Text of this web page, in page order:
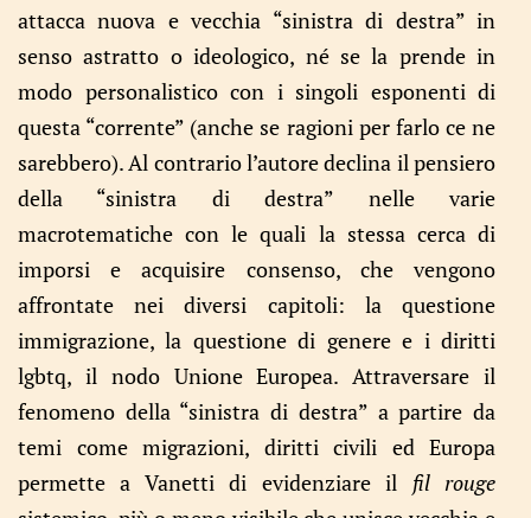
attacca nuova e vecchia “sinistra di destra” in
senso astratto o ideologico, né se la prende in
modo personalistico con i singoli esponenti di
questa “corrente” (anche se ragioni per farlo ce ne
sarebbero). Al contrario l’autore declina il pensiero
della “sinistra di destra” nelle varie
macrotematiche con le quali la stessa cerca di
imporsi e acquisire consenso, che vengono
affrontate nei diversi capitoli: la questione
immigrazione, la questione di genere e i diritti
lgbtq, il nodo Unione Europea. Attraversare il
fenomeno della “sinistra di destra” a partire da
temi come migrazioni, diritti civili ed Europa
permette a Vanetti di evidenziare il fil rouge